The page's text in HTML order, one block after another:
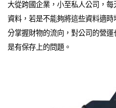
大從跨國企業，小至私人公司，
資料，若是不能夠將這些資料適
分掌握財物的流向，對公司的營
是有保存上的問題。